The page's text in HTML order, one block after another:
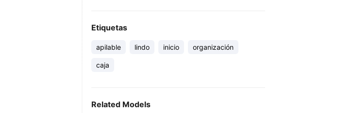
Etiquetas
apilable lindo inicio organización
caja
Related Models